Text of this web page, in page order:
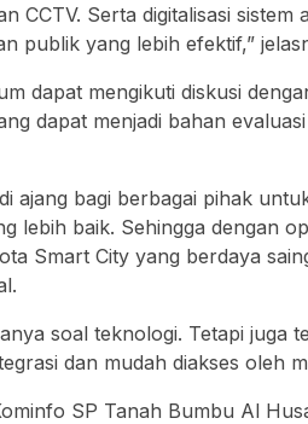
CCTV. Serta digitalisasi sistem
publik yang lebih efektif,”
dapat mengikuti diskusi
dapat menjadi bahan
ajang bagi berbagai pihak
lebih baik. Sehingga dengan
Smart City yang berdaya
soal teknologi. Tetapi juga
dan mudah diakses oleh
SP Tanah Bumbu Al